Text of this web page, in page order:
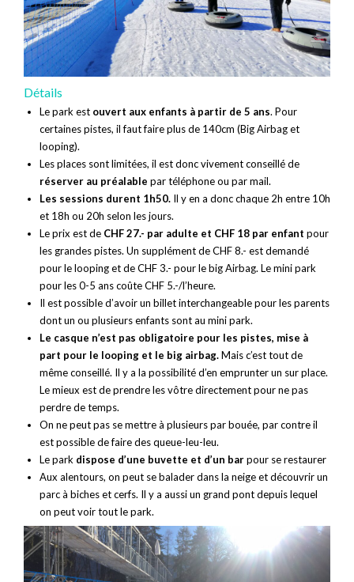
Détails
Le park est ouvert aux enfants à partir de 5 ans. Pour
certaines pistes, il faut faire plus de 140cm (Big Airbag et
looping).
Les places sont limitées, il est donc vivement conseillé de
réserver au préalable par téléphone ou par mail.
Les sessions durent 1h50. Il y en a donc chaque 2h entre 10h
et 18h ou 20h selon les jours.
Le prix est de CHF 27.- par adulte et CHF 18 par enfant pour
les grandes pistes. Un supplément de CHF 8.- est demandé
pour le looping et de CHF 3.- pour le big Airbag. Le mini park
pour les 0-5 ans coûte CHF 5.-/l’heure.
Il est possible d’avoir un billet interchangeable pour les parents
dont un ou plusieurs enfants sont au mini park.
Le casque n’est pas obligatoire pour les pistes, mise à
part pour le looping et le big airbag.Mais c’est tout de
même conseillé. Il y a la possibilité d’en emprunter un sur place.
Le mieux est de prendre les vôtre directement pour ne pas
perdre de temps.
On ne peut pas se mettre à plusieurs par bouée, par contre il
est possible de faire des queue-leu-leu.
Le park dispose d’une buvette et d’un barpour se restaurer
Aux alentours, on peut se balader dans la neige et découvrir un
parc à biches et cerfs. Il y a aussi un grand pont depuis lequel
on peut voir tout le park.